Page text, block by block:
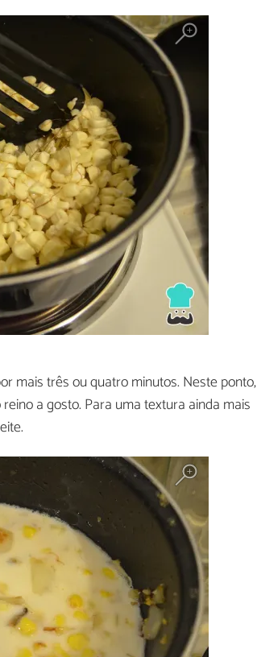
mais três ou quatro minutos. Neste ponto,
a gosto. Para uma textura ainda mais